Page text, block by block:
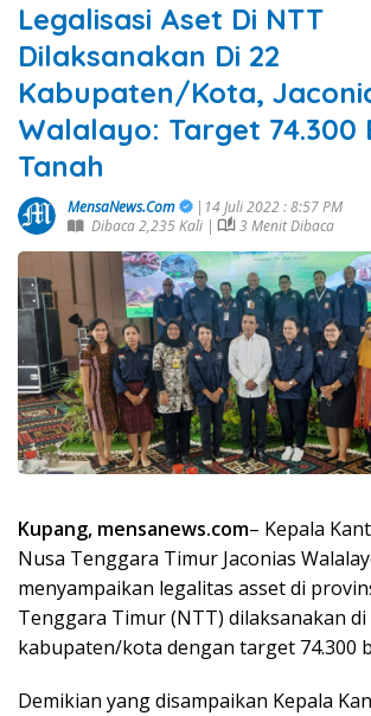
Legalisasi Aset Di NTT
Dilaksanakan Di 22
Kabupaten/Kota,
Walalayo: Target 74.300
Tanah
MensaNews.Com
|14 Juli 2022 : 8:57 PM
Dibaca 2,235 Kali |
3 Menit Dibaca
Kupang, mensanews.com– Kepala
Nusa Tenggara Timur Jaconias
menyampaikan legalitas asset di
Tenggara Timur (NTT) dilaksanakan di
kabupaten/kota dengan target 74.300
Demikian yang disampaikan Kepala